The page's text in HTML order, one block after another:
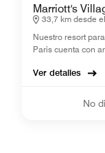
Marriott's
33,7 km desde
Nuestro resort
Paris cuenta con
Ver detalles
No